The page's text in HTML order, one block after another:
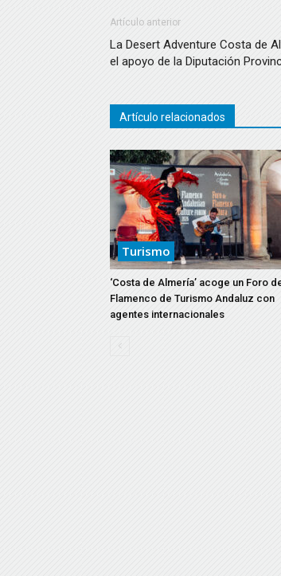
Artículo anterior
La Desert Adventure Costa de
el apoyo de la Diputación
Artículo relacionados
Turismo
‘Costa de Almería’ acoge un Foro
Flamenco de Turismo Andaluz con
agentes internacionales